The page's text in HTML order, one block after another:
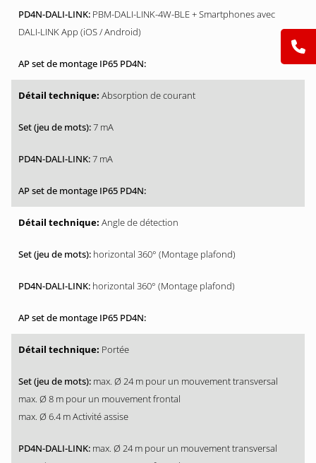
PBM-DALI-LINK-4W-BLE + Smartphones avec
DALI-LINK App (iOS / Android)
Absorption de courant
7 mA
7 mA
Angle de détection
horizontal 360° (Montage plafond)
horizontal 360° (Montage plafond)
Portée
max. Ø 24 m pour un mouvement transversal
max. Ø 8 m pour un mouvement frontal
max. Ø 6.4 m Activité assise
max. Ø 24 m pour un mouvement transversal